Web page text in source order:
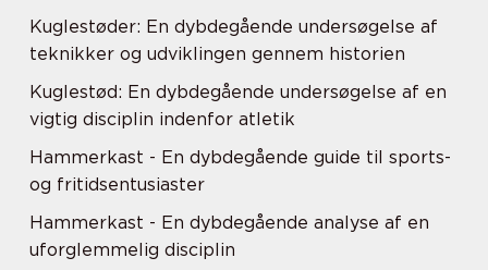
Kuglestøder: En dybdegående undersøgelse af
teknikker og udviklingen gennem historien
Kuglestød: En dybdegående undersøgelse af en
vigtig disciplin indenfor atletik
Hammerkast - En dybdegående guide til sports-
og fritidsentusiaster
Hammerkast - En dybdegående analyse af en
uforglemmelig disciplin